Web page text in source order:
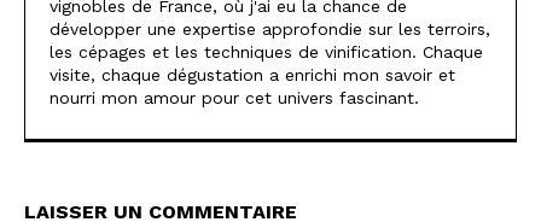
vignobles de France, où j'ai eu la chance de
développer une expertise approfondie sur les terroirs,
les cépages et les techniques de vinification. Chaque
visite, chaque dégustation a enrichi mon savoir et
nourri mon amour pour cet univers fascinant.
LAISSER UN COMMENTAIRE